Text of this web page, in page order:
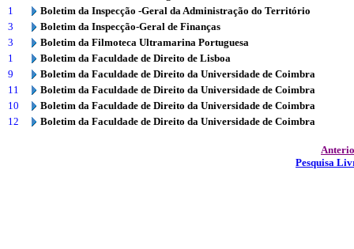
1
Boletim da Inspecção -Geral da Administração do Território
3
Boletim da Inspecção-Geral de Finanças
3
Boletim da Filmoteca Ultramarina Portuguesa
1
Boletim da Faculdade de Direito de Lisboa
9
Boletim da Faculdade de Direito da Universidade de Coimbra
11
Boletim da Faculdade de Direito da Universidade de Coimbra
10
Boletim da Faculdade de Direito da Universidade de Coimbra
12
Boletim da Faculdade de Direito da Universidade de Coimbra
Pesquisa